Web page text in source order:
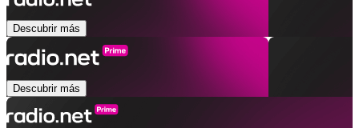
Descubrir más
Descubrir más